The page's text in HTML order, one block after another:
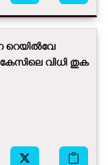
റെയിൽവേ
കേസിലെ വിധി തുക